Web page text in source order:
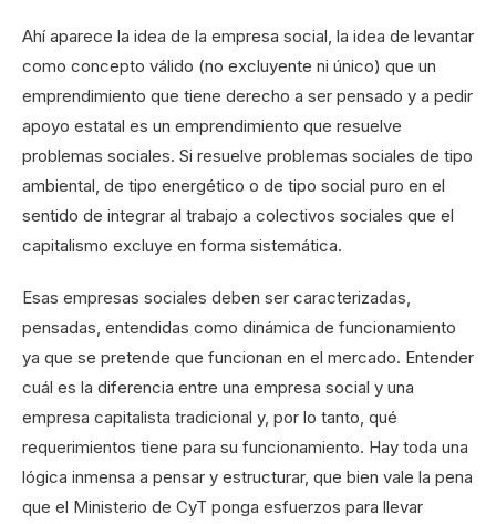
Ahí aparece la idea de la empresa social, la idea de levantar
como concepto válido (no excluyente ni único) que un
emprendimiento que tiene derecho a ser pensado y a pedir
apoyo estatal es un emprendimiento que resuelve
problemas sociales. Si resuelve problemas sociales de tipo
ambiental, de tipo energético o de tipo social puro en el
sentido de integrar al trabajo a colectivos sociales que el
capitalismo excluye en forma sistemática.
Esas empresas sociales deben ser caracterizadas,
pensadas, entendidas como dinámica de funcionamiento
ya que se pretende que funcionan en el mercado. Entender
cuál es la diferencia entre una empresa social y una
empresa capitalista tradicional y, por lo tanto, qué
requerimientos tiene para su funcionamiento. Hay toda una
lógica inmensa a pensar y estructurar, que bien vale la pena
que el Ministerio de CyT ponga esfuerzos para llevar